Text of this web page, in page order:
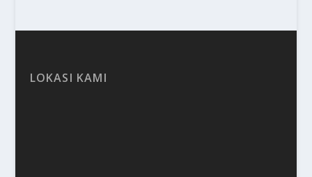
LOKASI KAMI